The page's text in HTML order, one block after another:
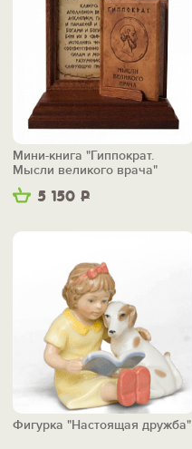
5 150 Р
Мини-книга "Гиппократ.
Мысли великого врача"
Фигурка "Настоящая дружба"